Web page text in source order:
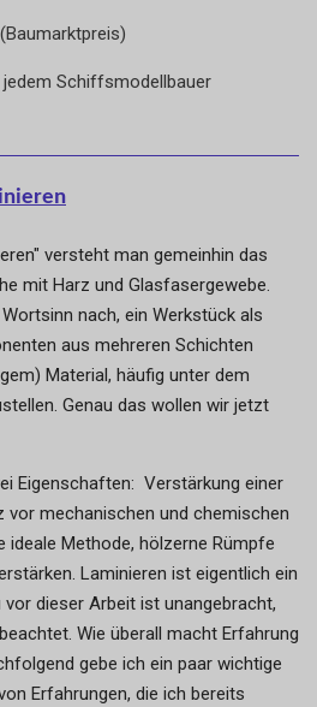
Schiffsmodellbauer
versteht man gemeinhin das
mit Harz und Glasfasergewebe.
nach, ein Werkstück als
aus mehreren Schichten
Material, häufig unter dem
Genau das wollen wir jetzt
Eigenschaften: Verstärkung einer
vor mechanischen und chemischen
ideale Methode, hölzerne Rümpfe
Laminieren ist eigentlich ein
dieser Arbeit ist unangebracht,
Wie überall macht Erfahrung
gebe ich ein paar wichtige
Erfahrungen, die ich bereits